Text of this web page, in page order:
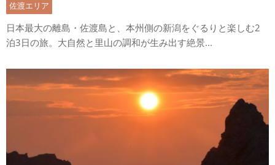
佐渡エリア
日本最大の離島・佐渡島と、本州側の新潟をぐるりと楽しむ2
泊3日の旅。大自然と里山の調和が生み出す絶景...